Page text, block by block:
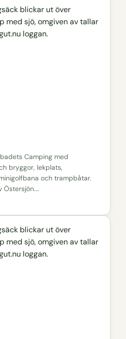
Camping med
bryggor, lekplats,
och trampbåtar.
Östersjön.…